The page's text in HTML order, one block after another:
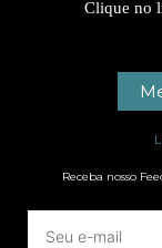
Clique no
Receba nosso